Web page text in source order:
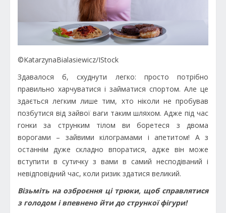
©KatarzynaBialasiewicz/IStock
Здавалося б, схуднути легко: просто потрібно
правильно харчуватися і займатися спортом. Але це
здається легким лише тим, хто ніколи не пробував
позбутися від зайвої ваги таким шляхом. Адже під час
гонки за струнким тілом ви боретеся з двома
ворогами – зайвими кілограмами і апетитом! А з
останнім дуже складно впоратися, адже він може
вступити в сутичку з вами в самий несподіваний і
невідповідний час, коли ризик здатися великий.
Візьміть на озброєння ці трюки, щоб справлятися
з голодом і впевнено йти до стрункої фігури!